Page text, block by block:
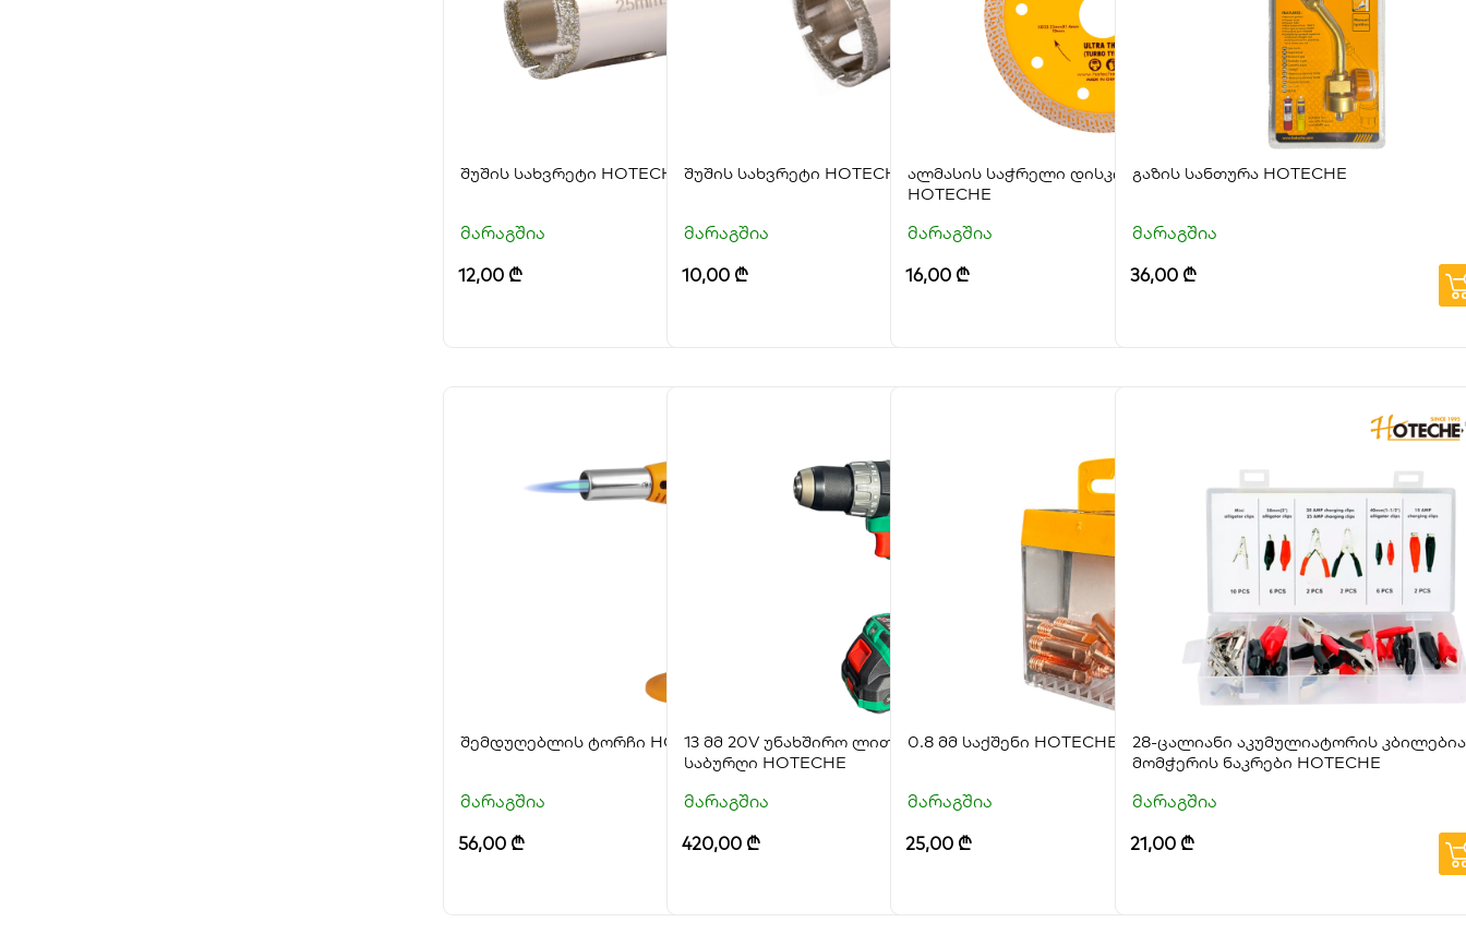
შუშის სახვრეტი HOTECHE
მარაგშია
12,00 ₾
შუშის სახვრეტი HOTECHE
მარაგშია
10,00 ₾
ალმასის საჭრელი დისკი ულტრა თხელი
HOTECHE
მარაგშია
16,00 ₾
გაზის სანთურა HOTECHE
მარაგშია
36,00 ₾
შემდუღებლის ტორჩი HOTECHE
მარაგშია
56,00 ₾
13 მმ 20V უნახშირო ლითიუმის უსადენო
საბურღი HOTECHE
მარაგშია
420,00 ₾
0.8 მმ საქშენი HOTECHE
მარაგშია
25,00 ₾
28-ცალიანი აკუმულიატორის
მომჭერის ნაკრები HOTECHE
მარაგშია
21,00 ₾